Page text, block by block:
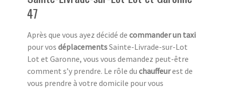
47
Après que vous ayez décidé de commander un taxi
pour vos déplacementsSainte-Livrade-sur-Lot
Lot et Garonne, vous vous demandez peut-être
comment s’y prendre. Le rôle du chauffeurest de
vous prendre à votre domicile pour vous